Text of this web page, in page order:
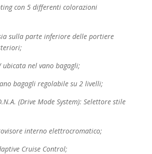
con 5 differenti colorazioni
sulla parte inferiore delle portiere
ubicata nel vano bagagli;
bagagli regolabile su 2 livelli;
(Drive Mode System): Selettore stile
interno elettrocromatico;
Cruise Control;